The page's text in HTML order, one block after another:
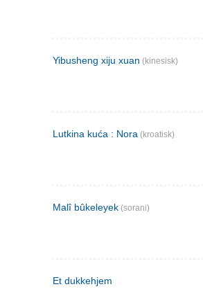
Yibusheng xiju xuan (kinesisk)
Lutkina kuća : Nora (kroatisk)
Malî bûkeleyek (sorani)
Et dukkehjem